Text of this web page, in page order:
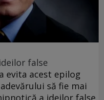
false
evita acest epilog
să fie mai